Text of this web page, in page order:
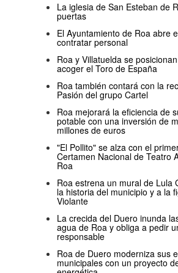
La iglesia de San Esteban de
puertas
El Ayuntamiento de Roa abre
contratar personal
Roa y Villatuelda se
acoger el Toro de España
Roa también contará con la
Pasión del grupo Cartel
Roa mejorará la eficiencia de
potable con una inversión de
millones de euros
"El Pollito" se alza con el
Certamen Nacional de Teatro
Roa
Roa estrena un mural de Lula
la historia del municipio y a la
Violante
La crecida del Duero inunda
agua de Roa y obliga a pedir
responsable
Roa de Duero moderniza sus
municipales con un proyecto